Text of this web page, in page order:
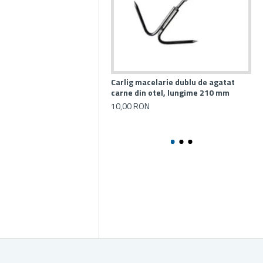
Carlig macelarie dublu de agatat
carne din otel, lungime 210 mm
10,00 RON